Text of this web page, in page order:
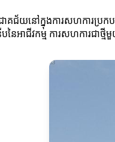
ោគជ័យនៅក្នុងការសហការប្រក
ៃអាជីវកម្ម ការសហការជាថ្